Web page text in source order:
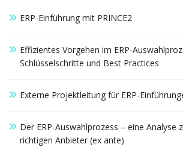
ERP-Einführung mit PRINCE2
Effizientes Vorgehen im ERP-
Schlüsselschritte und Best Practices
Externe Projektleitung für ERP-
Der ERP-Auswahlprozess – eine Analyse
richtigen Anbieter (ex ante)